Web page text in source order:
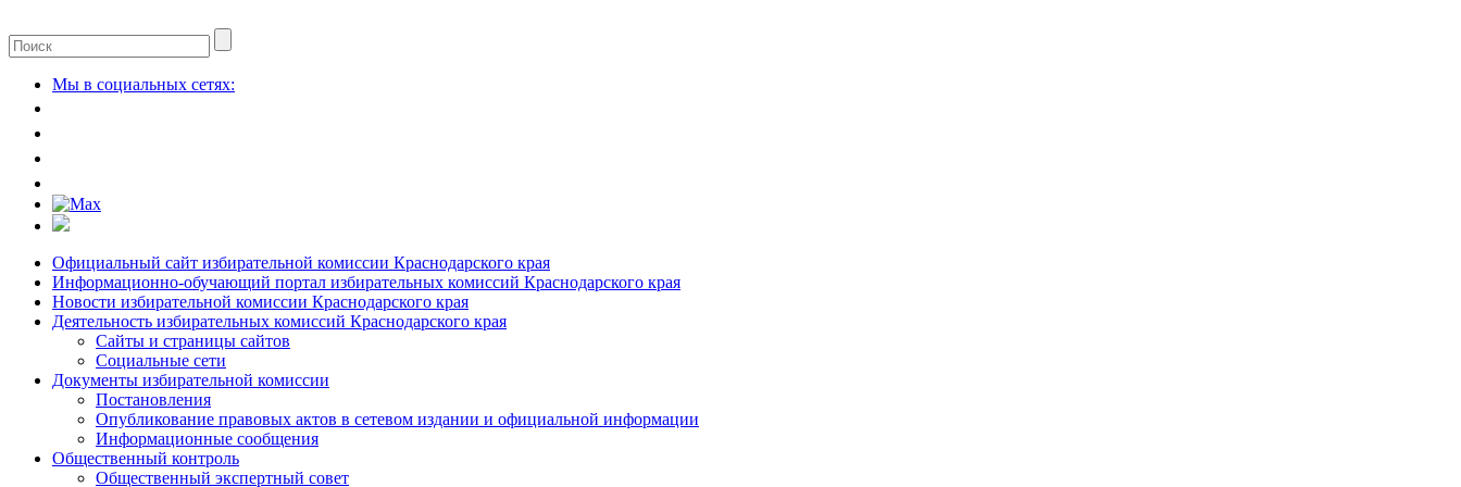
Мы в социальных сетях:
Официальный сайт избирательной комиссии Краснодарского края
Информационно-обучающий портал избирательных комиссий Краснодарского края
Новости избирательной комиссии Краснодарского края
Деятельность избирательных комиссий Краснодарского края
Сайты и страницы сайтов
Социальные сети
Документы избирательной комиссии
Постановления
Опубликование правовых актов в сетевом издании и официальной информации
Информационные сообщения
Общественный контроль
Общественный экспертный совет